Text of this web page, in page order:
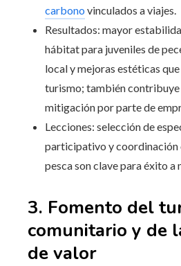
carbono vinculados a viajes.
Resultados: mayor
hábitat para juveniles de
local y mejoras estéticas
turismo; también contribuye
mitigación por parte de
Lecciones: selección de
participativo y coordinación
pesca son clave para éxito a
3. Fomento del
comunitario y de
de valor